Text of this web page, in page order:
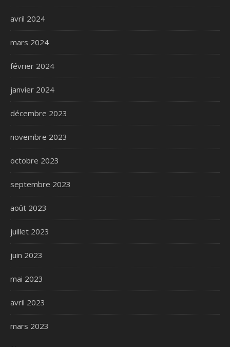
avril 2024
mars 2024
février 2024
janvier 2024
décembre 2023
novembre 2023
octobre 2023
septembre 2023
août 2023
juillet 2023
juin 2023
mai 2023
avril 2023
mars 2023